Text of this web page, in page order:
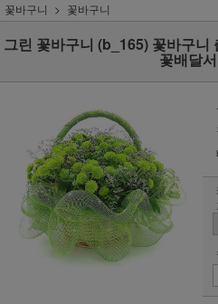
꽃바구니 꽃바구니
그린 꽃바구니 (b_165) 꽃바구니
꽃배달